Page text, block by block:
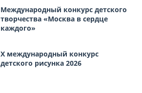
Международный конкурс детского
творчества «Москва в сердце
каждого»
Х международный конкурс
детского рисунка 2026